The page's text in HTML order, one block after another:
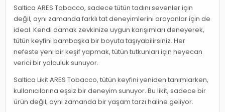
Saltica ARES Tobacco, sadece tütün tadını sevenler için
değil, aynı zamanda farklı tat deneyimlerini arayanlar için de
ideal. Kendi damak zevkinize uygun karışımları deneyerek,
tütün keyfini bambaşka bir boyuta taşıyabilirsiniz. Her
nefeste yeni bir keşif yapmak, tütün tutkunları için heyecan
verici bir yolculuk sunuyor.
Saltica Likit ARES Tobacco, tütün keyfini yeniden tanımlarken,
kullanıcılarına eşsiz bir deneyim sunuyor. Bu likit, sadece bir
ürün değil; aynı zamanda bir yaşam tarzı haline geliyor.